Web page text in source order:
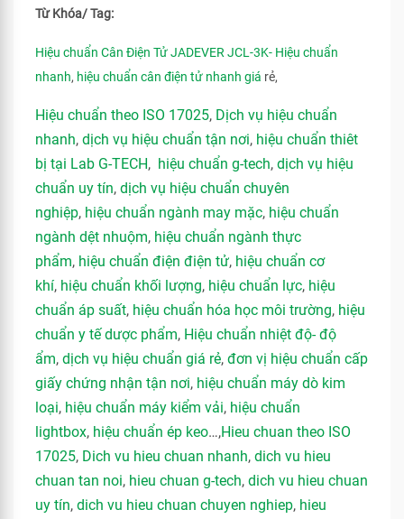
Từ Khóa/ Tag:
Hiệu chuẩn Cân Điện Tử JADEVER JCL-3K- Hiệu chuẩn
nhanh, hiệu chuẩn cân điện tử nhanh giá rẻ,
Hiệu chuẩn theo ISO 17025, Dịch vụ hiệu chuẩn
nhanh, dịch vụ hiệu chuẩn tận nơi, hiệu chuẩn thiêt
bị tại Lab G-TECH, hiệu chuẩn g-tech, dịch vụ hiệu
chuẩn uy tín, dịch vụ hiệu chuẩn chuyên
nghiệp, hiệu chuẩn ngành may mặc, hiệu chuẩn
ngành dệt nhuộm, hiệu chuẩn ngành thực
phẩm, hiệu chuẩn điện điện tử, hiệu chuẩn cơ
khí, hiệu chuẩn khối lượng, hiệu chuẩn lực, hiệu
chuẩn áp suất, hiệu chuẩn hóa học môi trường, hiệu
chuẩn y tế dược phẩm, Hiệu chuẩn nhiệt độ- độ
ẩm, dịch vụ hiệu chuẩn giá rẻ, đơn vị hiệu chuẩn cấp
giấy chứng nhận tận nơi, hiệu chuẩn máy dò kim
loại, hiệu chuẩn máy kiểm vải, hiệu chuẩn
lightbox, hiệu chuẩn ép keo…,Hieu chuan theo ISO
17025, Dich vu hieu chuan nhanh, dich vu hieu
chuan tan noi, hieu chuan g-tech, dich vu hieu chuan
uy tín, dich vu hieu chuan chuyen nghiep, hieu